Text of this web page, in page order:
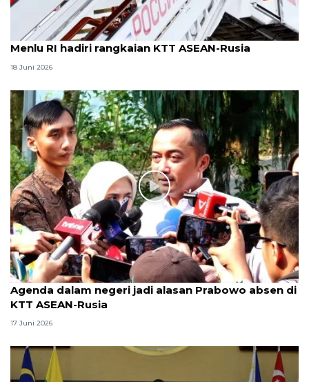
Menlu RI hadiri rangkaian KTT ASEAN-Rusia
18 Juni 2026
Agenda dalam negeri jadi alasan Prabowo absen di
KTT ASEAN-Rusia
17 Juni 2026